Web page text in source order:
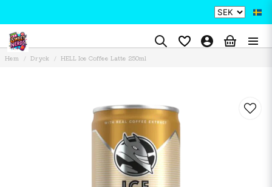
Hem Dryck HELL Ice Coffee Latte 250ml